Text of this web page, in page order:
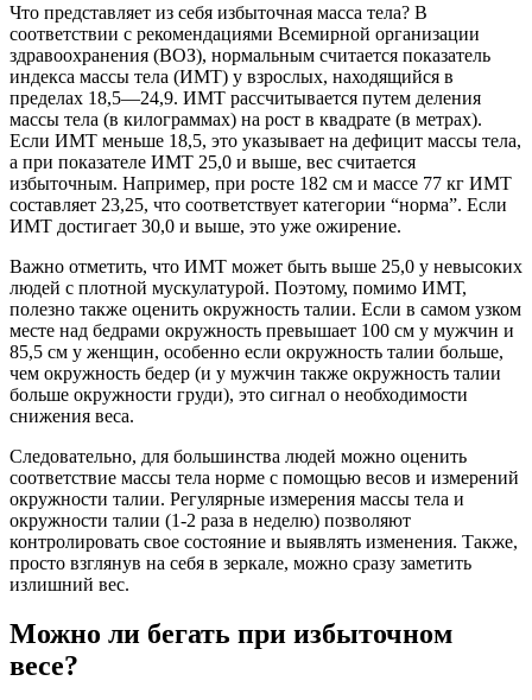
Что представляет из себя избыточная масса тела? В
соответствии с рекомендациями Всемирной организации
здравоохранения (ВОЗ), нормальным считается показатель
индекса массы тела (ИМТ) у взрослых, находящийся в
пределах 18,5—24,9. ИМТ рассчитывается путем деления
массы тела (в килограммах) на рост в квадрате (в метрах).
Если ИМТ меньше 18,5, это указывает на дефицит массы тела,
а при показателе ИМТ 25,0 и выше, вес считается
избыточным. Например, при росте 182 см и массе 77 кг ИМТ
составляет 23,25, что соответствует категории “норма”. Если
ИМТ достигает 30,0 и выше, это уже ожирение.
Важно отметить, что ИМТ может быть выше 25,0 у невысоких
людей с плотной мускулатурой. Поэтому, помимо ИМТ,
полезно также оценить окружность талии. Если в самом узком
месте над бедрами окружность превышает 100 см у мужчин и
85,5 см у женщин, особенно если окружность талии больше,
чем окружность бедер (и у мужчин также окружность талии
больше окружности груди), это сигнал о необходимости
снижения веса.
Следовательно, для большинства людей можно оценить
соответствие массы тела норме с помощью весов и измерений
окружности талии. Регулярные измерения массы тела и
окружности талии (1-2 раза в неделю) позволяют
контролировать свое состояние и выявлять изменения. Также,
просто взглянув на себя в зеркале, можно сразу заметить
излишний вес.
Можно ли бегать при избыточном
весе?